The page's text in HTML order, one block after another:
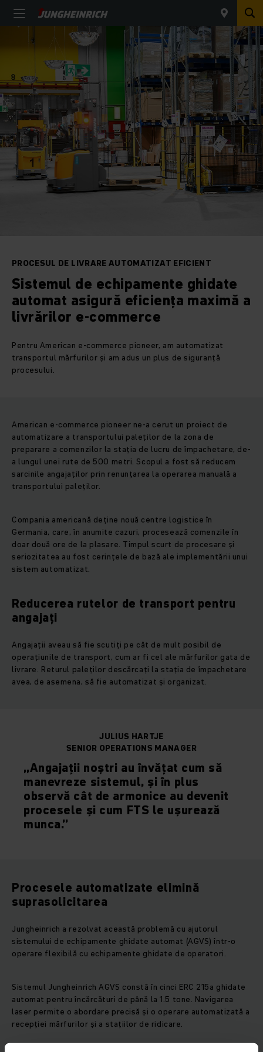
PROCESUL DE LIVRARE AUTOMATIZAT EFICIENT
Sistemul de echipamente ghidate
automat asigură eficiența maximă a
livrărilor e-commerce
Pentru American e-commerce pioneer, am automatizat
transportul mărfurilor și am adus un plus de siguranță
procesului.
American e-commerce pioneer ne-a cerut un proiect de
automatizare a transportului paleților de la zona de
preparare a comenzilor la stația de lucru de împachetare, de-
a lungul unei rute de 500 metri. Scopul a fost să reducem
sarcinile angajaților prin renunțarea la operarea manuală a
transportului paleților.
Compania americană deține nouă centre logistice în
Germania, care, în anumite cazuri, procesează comenzile în
doar două ore de la plasare. Timpul scurt de procesare și
seriozitatea au fost cerințele de bază ale implementării unui
sistem automatizat.
Reducerea rutelor de transport pentru
angajați
Angajații aveau să fie scutiți pe cât de mult posibil de
operațiunile de transport, cum ar fi cel ale mărfurilor gata de
livrare. Returul paleților descărcați la stația de împachetare
avea, de asemena, să fie automatizat și organizat.
JULIUS HARTJE
SENIOR OPERATIONS MANAGER
„Angajații noștri au învățat cum să
manevreze sistemul, și în plus
observă cât de armonice au devenit
procesele și cum FTS le ușurează
munca.”
Procesele automatizate elimină
suprasolicitarea
Jungheinrich a rezolvat această problemă cu ajutorul
sistemului de echipamente ghidate automat (AGVS) într-o
operare flexibilă cu echipamente ghidate de operatori.
Sistemul Jungheinrich AGVS constă în cinci ERC 215a ghidate
automat pentru încărcături de până la 1.5 tone. Navigarea
laser permite o abordare precisă și o operare automatizată a
recepției mărfurilor și a stațiilor de ridicare.